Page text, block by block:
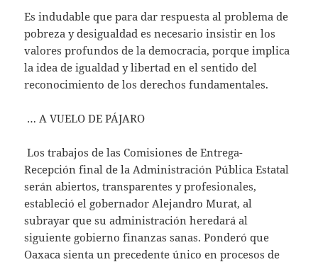
Es indudable que para dar respuesta al problema de
pobreza y desigualdad es necesario insistir en los
valores profundos de la democracia, porque implica
la idea de igualdad y libertad en el sentido del
reconocimiento de los derechos fundamentales.
… A VUELO DE PÁJARO
Los trabajos de las Comisiones de Entrega-
Recepción final de la Administración Pública Estatal
serán abiertos, transparentes y profesionales,
estableció el gobernador Alejandro Murat, al
subrayar que su administración heredará al
siguiente gobierno finanzas sanas. Ponderó que
Oaxaca sienta un precedente único en procesos de